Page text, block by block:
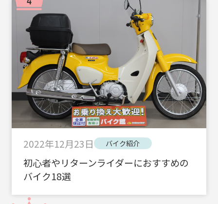
2022年12月23日 バイク紹介
初心者やリターンライダーにおすすめの
バイク18選